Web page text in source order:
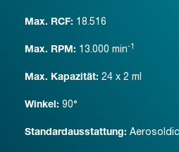
Max. RCF: 18.516
Max. RPM: 13.000 min-1
Max. Kapazität: 24 x 2 ml
Winkel: 90°
Standardausstattung: